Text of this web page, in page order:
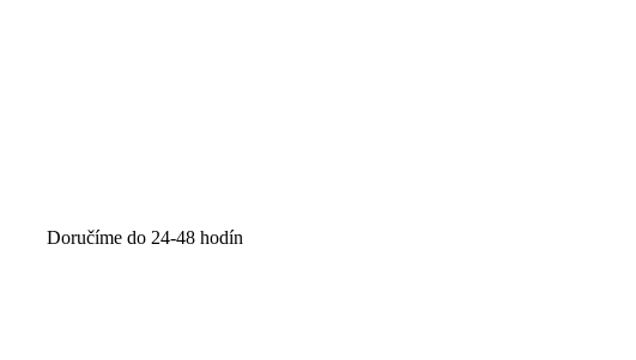
Doručíme do 24-48 hodín